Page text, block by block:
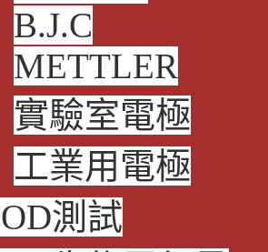
B.J.C
METTLER
實驗室電極
工業用電極
測試